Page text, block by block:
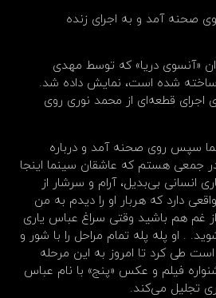
روی صحنه آمد و به اجرای زنده
«آنسوی دریا» که توسط مهدی
ساخته شده است، نمایش داده شد.
اجرای قطعه‌ای از محمد نوری روی
سپس روی صحنه آمد و درباره
جمعی هستم که عاشقان سینما اینجا
انسانی بی‌بدیل، آرام و سرشار از
دارد که هربار او ‌را دیدم به من‌
غم هم ‌باشید وقتی سراغ عباس یاری
. او‌ پله ‌پله تمام مراحل را با شور و‌
طی کرد تا امروز به این مرحله
فیلم و عکس «پنج» با نام عباس
تجلیل می‌کند.